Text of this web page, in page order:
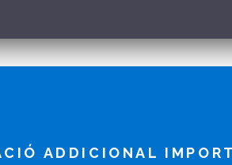
ADDICIONAL